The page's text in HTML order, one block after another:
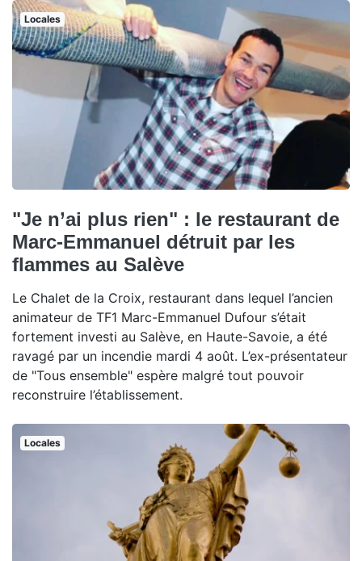
Locales
"Je n’ai plus rien" : le restaurant de
Marc-Emmanuel détruit par les
flammes au Salève
Le Chalet de la Croix, restaurant dans lequel l’ancien
animateur de TF1 Marc-Emmanuel Dufour s’était
fortement investi au Salève, en Haute-Savoie, a été
ravagé par un incendie mardi 4 août. L’ex-présentateur
de "Tous ensemble" espère malgré tout pouvoir
reconstruire l’établissement.
Locales